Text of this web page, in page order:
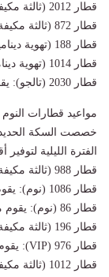
قطار 2012 (ثالثة مكيفة): يقوم من القاهرة الساعة 17:30.
قطار 872 (ثالثة مكيفة): يقوم من القاهرة الساعة 17:45.
قطار 188 (تهوية ديناميكية): يقوم من القاهرة الساعة 18:00.
قطار 1014 (تهوية ديناميكية): يقوم من القاهرة الساعة 18:50.
قطار 2030 (تالجو): يقوم من القاهرة الساعة 19:00.
مواعيد قطارات النوم
خصصت السكة الحديد
الفترة الليلية
قطار 988 (ثالثة مكيفة): يقوم من القاهرة الساعة 19:10.
قطار 1086 (نوم): يقوم من الجيزة الساعة 19:20.
قطار 86 (نوم): يقوم من الجيزة الساعة 20:15.
قطار 196 (ثالثة مكيفة): يقوم من القاهرة الساعة 19:35.
قطار 976 (VIP): يقوم من القاهرة الساعة 20:00.
قطار 1012 (ثالثة مكيفة): يقوم من القاهرة الساعة 20:20.